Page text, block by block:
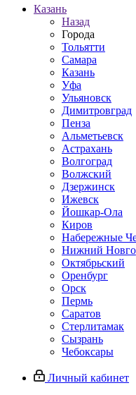
Казань
Назад
Города
Тольятти
Самара
Казань
Уфа
Ульяновск
Димитровград
Пенза
Альметьевск
Астрахань
Волгоград
Волжский
Дзержинск
Ижевск
Йошкар-Ола
Киров
Набережные
Нижний
Октябрьский
Оренбург
Орск
Пермь
Саратов
Стерлитамак
Сызрань
Чебоксары
Личный кабинет